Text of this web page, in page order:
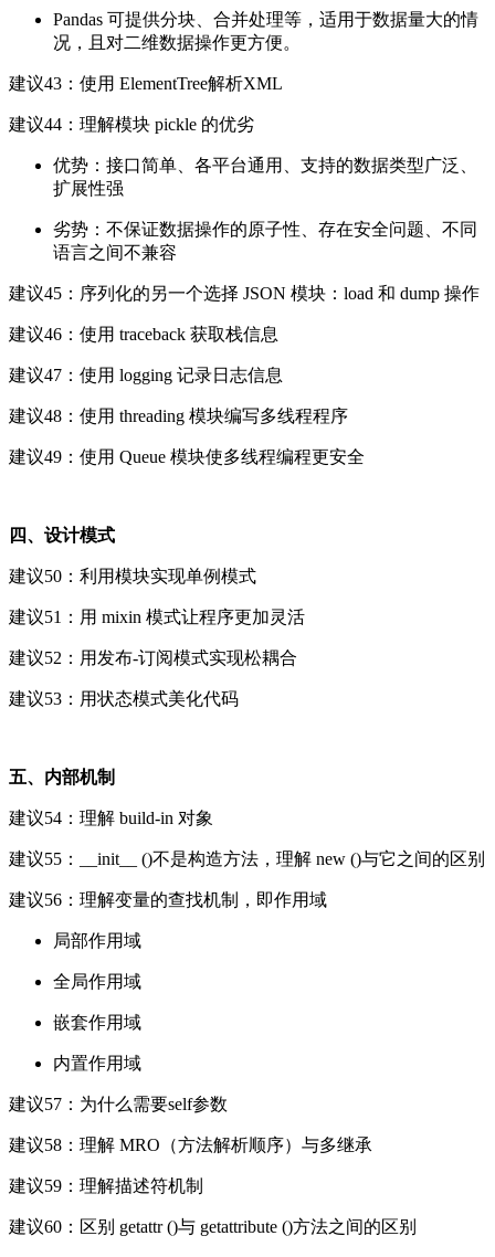
Pandas 可提供分块、合并处理等，适用于数据量大的情
况，且对二维数据操作更方便。
建议43：使用 ElementTree解析XML
建议44：理解模块 pickle 的优劣
优势：接口简单、各平台通用、支持的数据类型广泛、
扩展性强
劣势：不保证数据操作的原子性、存在安全问题、不同
语言之间不兼容
建议45：序列化的另一个选择 JSON 模块：load 和 dump 操作
建议46：使用 traceback 获取栈信息
建议47：使用 logging 记录日志信息
建议48：使用 threading 模块编写多线程程序
建议49：使用 Queue 模块使多线程编程更安全
四、设计模式
建议50：利用模块实现单例模式
建议51：用 mixin 模式让程序更加灵活
建议52：用发布-订阅模式实现松耦合
建议53：用状态模式美化代码
五、内部机制
建议54：理解 build-in 对象
建议55：__init__ ()不是构造方法，理解 new ()与它之间的区别
建议56：理解变量的查找机制，即作用域
局部作用域
全局作用域
嵌套作用域
内置作用域
建议57：为什么需要self参数
建议58：理解 MRO（方法解析顺序）与多继承
建议59：理解描述符机制
建议60：区别 getattr ()与 getattribute ()方法之间的区别